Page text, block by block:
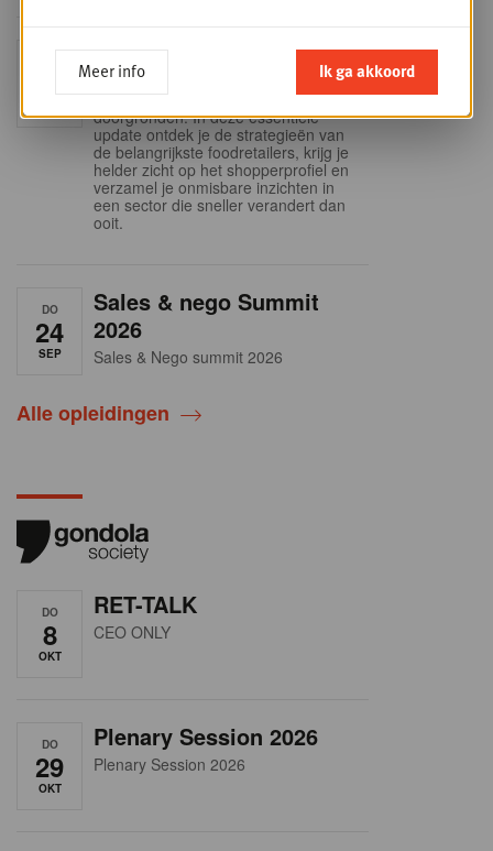
15
Into Retail - Sold out
Mis deze unieke kans niet om het
Belgische retaillandschap volledig te
doorgronden. In deze essentiële
update ontdek je de strategieën van
de belangrijkste foodretailers, krijg je
helder zicht op het shopperprofiel en
verzamel je onmisbare inzichten in
een sector die sneller verandert dan
ooit.
DO
24
SEP
Sales & nego Summit
2026
Sales & Nego summit 2026
Alle opleidingen
DO
8
OKT
RET-TALK
CEO ONLY
DO
29
OKT
Plenary Session 2026
Plenary Session 2026
Meer info Ik ga akkoord